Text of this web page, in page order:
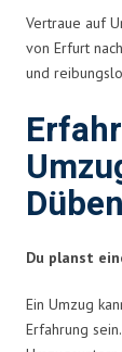
Vertraue auf
von Erfurt
und
Du planst
Ein Umzug
Erfahrung